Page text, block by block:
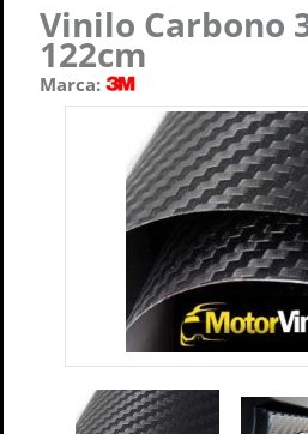
Vinilo Carbono
122cm
Marca: